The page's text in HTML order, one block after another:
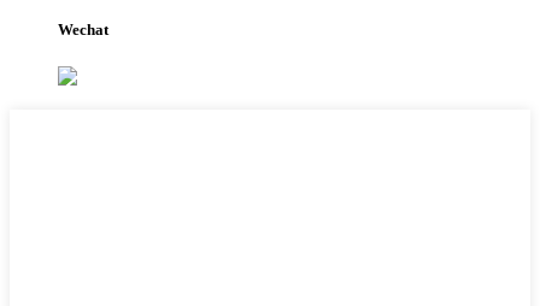
Wechat